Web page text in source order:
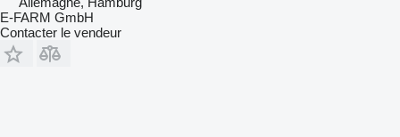
E-FARM GmbH
Contacter le vendeur